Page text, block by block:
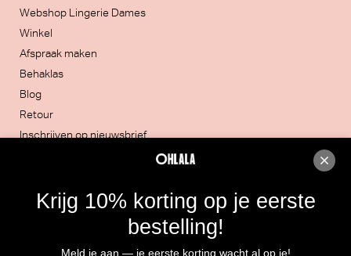
Webshop Lingerie Dames
Winkel
Afspraak maken
Behaklas
Blog
Retour
Inschrijven op nieuwsbrief
051/30.32.20
Krijg 10% korting op je eerste
bestelling!
Meld je aan — je eerste korting wacht al op je!